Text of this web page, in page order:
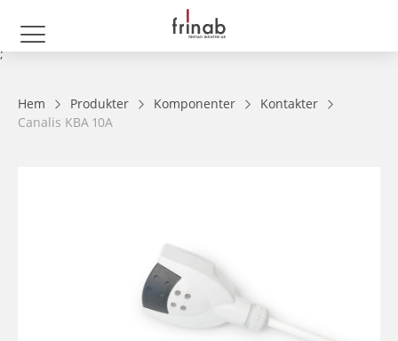
;
Hem Produkter Komponenter
Kontakter
Canalis KBA 10A